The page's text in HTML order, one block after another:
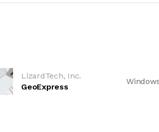
LizardTech, Inc.
GeoExpress